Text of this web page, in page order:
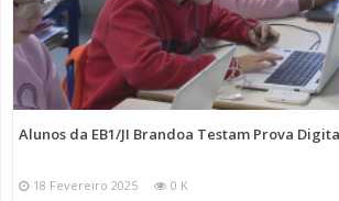
Alunos da EB1/JI Brandoa Testam Prova
18 Fevereiro 2025 0 K